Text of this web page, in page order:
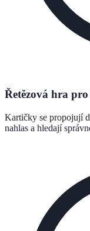
Řetězová hra
Kartičky se propojují
nahlas a hledají